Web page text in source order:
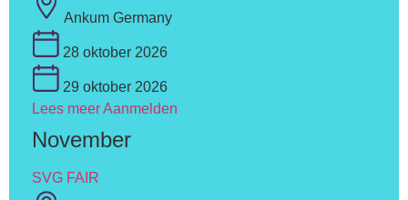
Ankum Germany
28 oktober 2026
29 oktober 2026
Lees meerAanmelden
November
SVG FAIR